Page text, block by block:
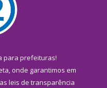
para prefeituras!
onde garantimos em
leis de transparência